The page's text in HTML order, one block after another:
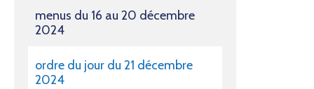
menus du 16 au 20 décembre
2024
ordre du jour du 21 décembre
2024